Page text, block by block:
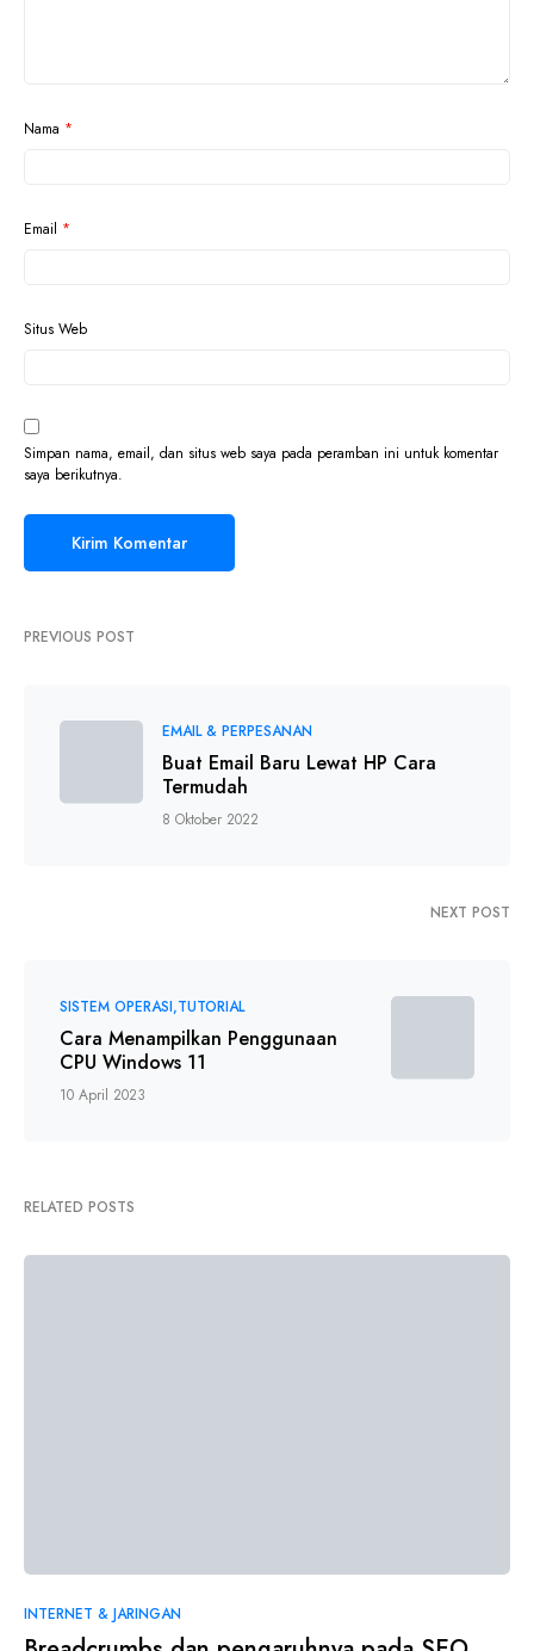
Nama *
Email *
Situs Web
Simpan nama, email, dan situs web saya pada peramban ini untuk komentar
saya berikutnya.
PREVIOUS POST
EMAIL & PERPESANAN
Buat Email Baru Lewat HP Cara
Termudah
8 Oktober 2022
NEXT POST
SISTEM OPERASI TUTORIAL
Cara Menampilkan Penggunaan
CPU Windows 11
10 April 2023
RELATED POSTS
INTERNET & JARINGAN